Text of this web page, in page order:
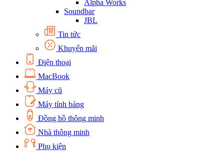
Alpha Works
Soundbar
JBL
Tin tức
Khuyến mãi
Điện thoại
MacBook
Máy cũ
Máy tính bảng
Đồng hồ thông minh
Nhà thông minh
Phụ kiện